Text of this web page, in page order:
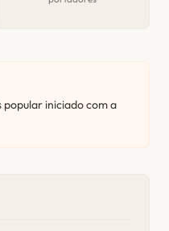
popular iniciado com a